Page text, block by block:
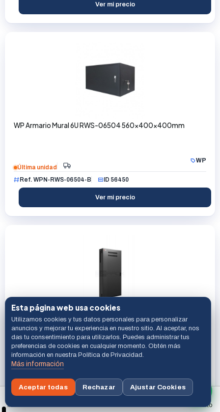
Ver mi precio
WP Armario Mural 6U RWS-06504 560x400x400mm
WP
Última unidad
Ref. WPN-RWS-06504-B
ID 56450
Ver mi precio
WP ARMARIO RACK VERTICAL 19" SERIE RWV 7+1U NEGRO
FONDO 200mm, PROFUNDIDAD MAX PERIFÉRICOS 91 CM
Última unidad
Ver mi precio
Inicio Menú Carrito
Esta página web usa cookies
Utilizamos cookies y tus datos personales para personalizar
anuncios y mejorar tu experiencia en nuestro sitio. Al aceptar, nos
das tu consentimiento para utilizarlos. Puedes administrar tus
preferencias de cookies en cualquier momento. Obtén más
información en nuestra Política de Privacidad.
Más información
Aceptar todas Rechazar Ajustar Cookies